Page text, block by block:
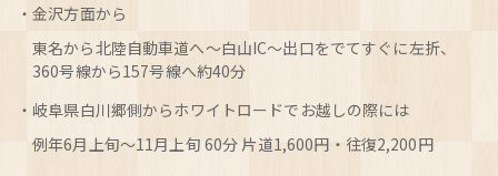
金沢方面から
東名から北陸自動車道へ～白山IC～出口をでてすぐに左折、
360号線から157号線へ約40分
岐阜県白川郷側からホワイトロードでお越しの際には
例年6月上旬～11月上旬 60分 片道1,600円・往復2,200円